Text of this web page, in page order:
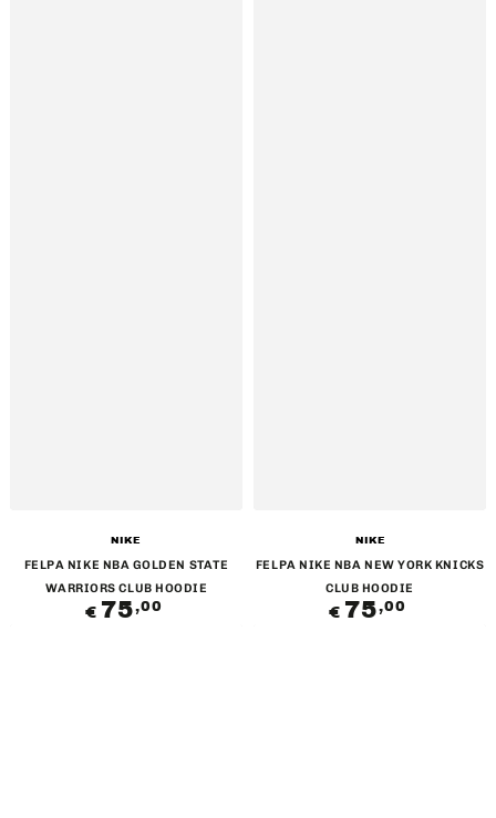
Venditore:
NIKE
FELPA NIKE NBA GOLDEN STATE
WARRIORS CLUB HOODIE
Prezzo
regolare
€ 75,00
Venditore:
NIKE
FELPA NIKE NBA NEW YORK KNICKS
CLUB HOODIE
Prezzo
regolare
€ 75,00